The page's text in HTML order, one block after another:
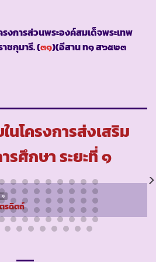
งการส่วนพระองค์สมเด็จพระเทพ
ชกุมารี. (๓๑)(อีสาน ท๑ ส๖๕๒๓
นโครงการส่งเสริม
ศึกษา ระยะที่ ๑
๑
รดิตถ์